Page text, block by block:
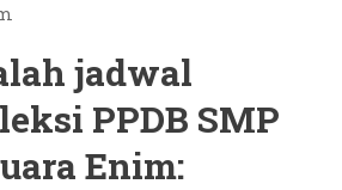
jadwal
PPDB SMP
Enim: